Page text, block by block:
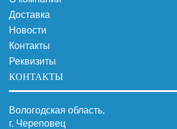
Доставка
Новости
Контакты
Реквизиты
КОНТАКТЫ
Вологодская область,
г. Череповец